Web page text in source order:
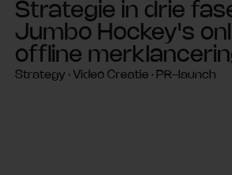
Strategie in drie
Jumbo Hockey's
offline
Strategy · Video Creatie · PR-launch